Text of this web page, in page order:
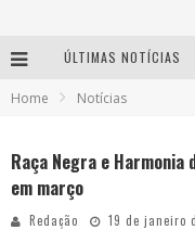
ÚLTIMAS NOTÍCIAS
Home Notícias
Raça Negra e
em março
Redação 19 de janeiro